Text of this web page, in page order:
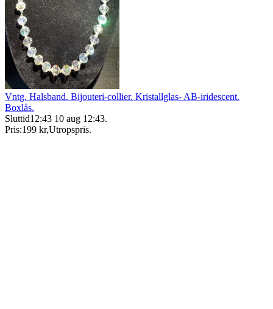
Vntg. Halsband. Bijouteri-collier. Kristallglas- AB-iridescent.
Boxlås.
Sluttid12:43 10 aug 12:43.
Pris:199 kr,Utropspris.